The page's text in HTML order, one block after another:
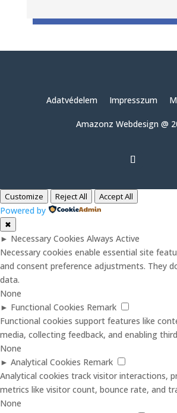
Adatvédelem Impresszum
Amazonz Webdesign @
Customize Reject All Accept All
Powered by
✖
► Necessary Cookies Always Active
Necessary cookies enable essential site
and consent preference adjustments. They
data.
None
► Functional Cookies Remark
Functional cookies support features like
media, collecting feedback, and enabling
None
► Analytical Cookies Remark
Analytical cookies track visitor interactions,
metrics like visitor count, bounce rate, and
None